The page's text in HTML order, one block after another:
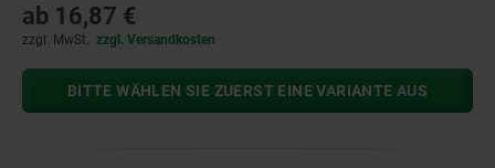
ab 16,87 €
zzgl. MwSt. zzgl. Versandkosten
BITTE WÄHLEN SIE ZUERST EINE VARIANTE AUS